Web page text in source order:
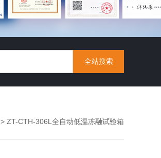
> ZT-CTH-306L全自动低温冻融试验箱